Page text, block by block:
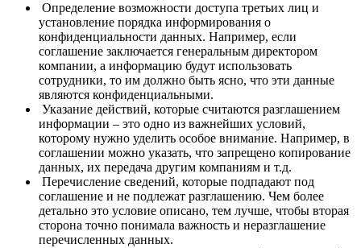
Определение возможности доступа третьих лиц и
установление порядка информирования о
конфиденциальности данных. Например, если
соглашение заключается генеральным директором
компании, а информацию будут использовать
сотрудники, то им должно быть ясно, что эти данные
являются конфиденциальными.
Указание действий, которые считаются разглашением
информации – это одно из важнейших условий,
которому нужно уделить особое внимание. Например, в
соглашении можно указать, что запрещено копирование
данных, их передача другим компаниям и т.д.
Перечисление сведений, которые подпадают под
соглашение и не подлежат разглашению. Чем более
детально это условие описано, тем лучше, чтобы вторая
сторона точно понимала важность и неразглашение
перечисленных данных.